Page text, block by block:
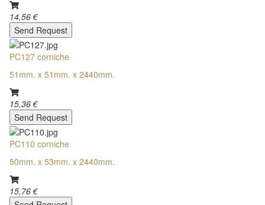
14,56 €
Send Request
PC127 corniche
51mm. x 51mm. x 2440mm.
15,36 €
Send Request
PC110 corniche
50mm. x 53mm. x 2440mm.
15,76 €